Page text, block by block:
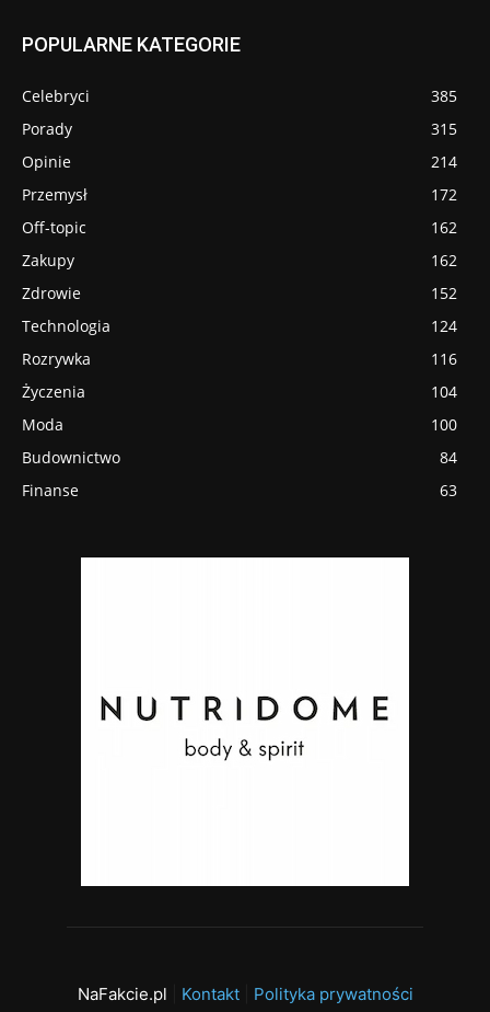
POPULARNE KATEGORIE
Celebryci
385
Porady
315
Opinie
214
Przemysł
172
Off-topic
162
Zakupy
162
Zdrowie
152
Technologia
124
Rozrywka
116
Życzenia
104
Moda
100
Budownictwo
84
Finanse
63
NaFakcie.pl Kontakt| Polityka prywatności